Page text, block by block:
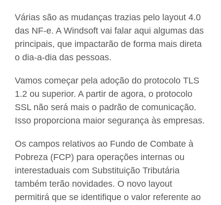
Várias são as mudanças trazias pelo layout 4.0
das NF-e. A Windsoft vai falar aqui algumas das
principais, que impactarão de forma mais direta
o dia-a-dia das pessoas.
Vamos começar pela adoção do protocolo TLS
1.2 ou superior. A partir de agora, o protocolo
SSL não será mais o padrão de comunicação.
Isso proporciona maior segurança às empresas.
Os campos relativos ao Fundo de Combate à
Pobreza (FCP) para operações internas ou
interestaduais com Substituição Tributária
também terão novidades. O novo layout
permitirá que se identifique o valor referente ao